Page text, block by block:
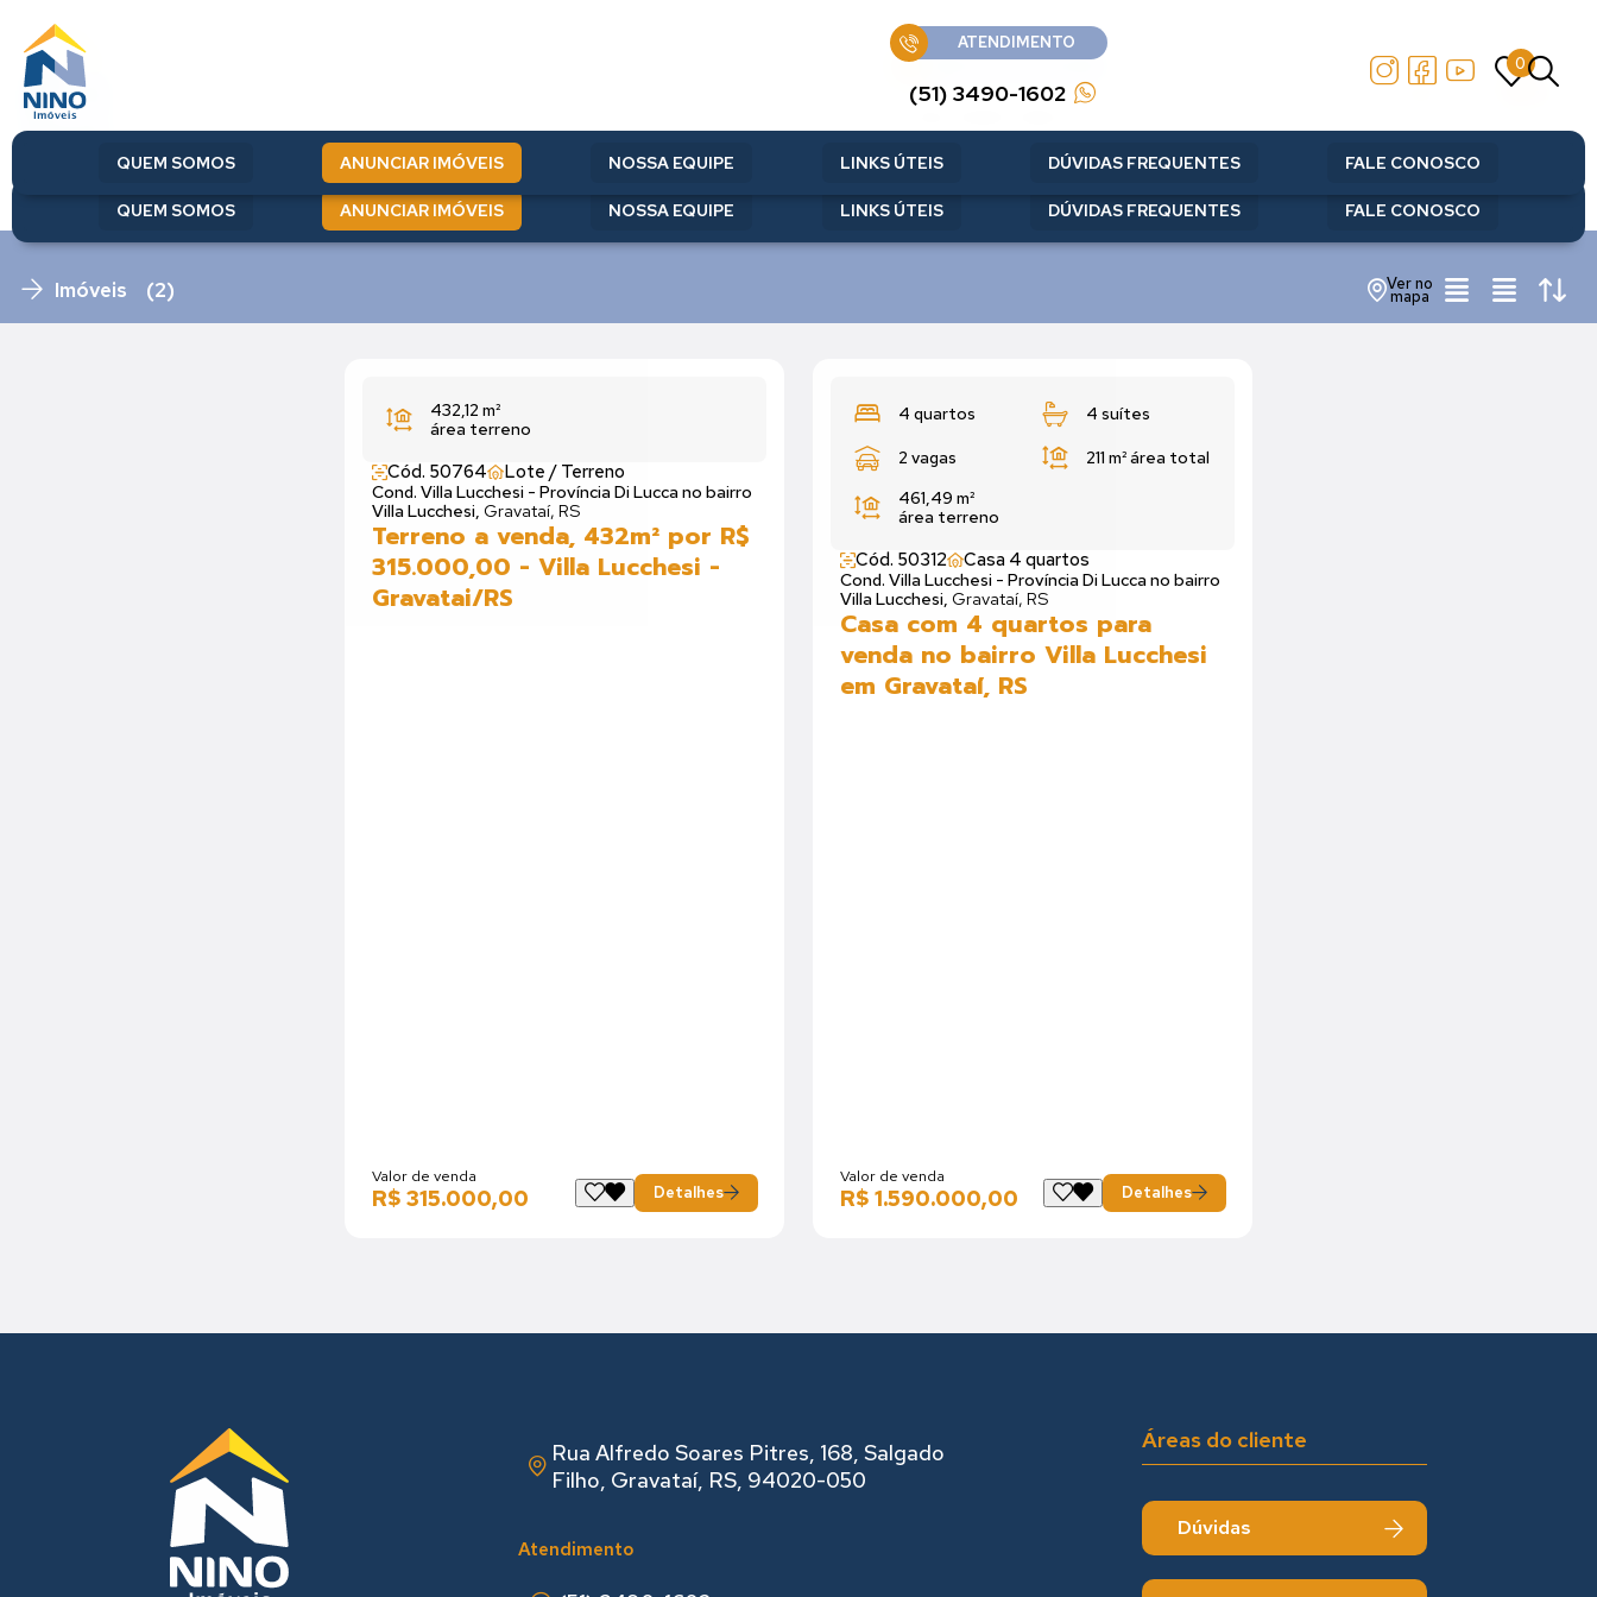
ATENDIMENTO
0
QUEM SOMOS ANUNCIAR IMÓVEIS NOSSA EQUIPE LINKS ÚTEIS DÚVIDAS FREQUENTES FALE CONOSCO
ATENDIMENTO
(51) 3490-1602
0
QUEM SOMOS ANUNCIAR IMÓVEIS NOSSA EQUIPE LINKS ÚTEIS DÚVIDAS FREQUENTES FALE CONOSCO
Imóveis (2) Ver no
mapa
432,12 m²
área terreno
Cód. 50764 Lote / Terreno
Cond. Villa Lucchesi - Província Di Lucca no bairro
Villa Lucchesi, Gravataí, RS
Terreno a venda, 432m² por R$
315.000,00 - Villa Lucchesi -
Gravatai/RS
Valor de venda
R$ 315.000,00 Detalhes
4 quartos 4 suítes
2 vagas 211 m²área total
461,49 m²
área terreno
Cód. 50312 Casa 4 quartos
Cond. Villa Lucchesi - Província Di Lucca no bairro
Villa Lucchesi, Gravataí, RS
Casa com 4 quartos para
venda no bairro Villa Lucchesi
em Gravataí, RS
Valor de venda
R$ 1.590.000,00 Detalhes
Rua Alfredo Soares Pitres, 168, Salgado
Filho, Gravataí, RS, 94020-050
Atendimento
Áreas do cliente
Dúvidas